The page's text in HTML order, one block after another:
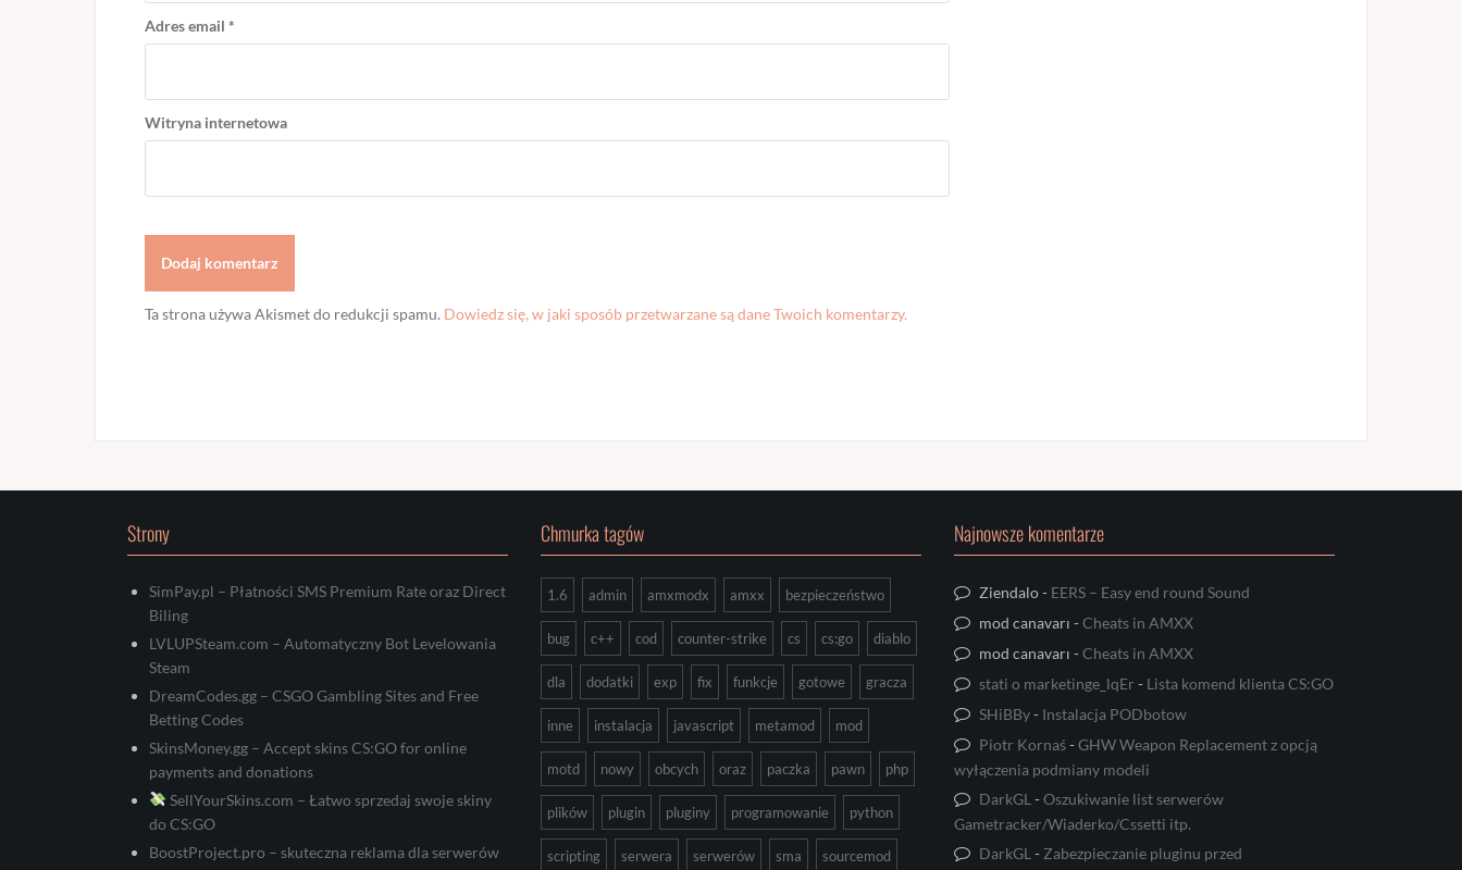
Adres email *
Witryna internetowa
Ta strona używa Akismet do redukcji spamu. Dowiedz się, w jaki sposób przetwarzane są dane Twoich komentarzy.
Strony
SimPay.pl – Płatności SMS Premium Rate oraz Direct
Biling
LVLUPSteam.com – Automatyczny Bot Levelowania
Steam
DreamCodes.gg – CSGO Gambling Sites and Free
Betting Codes
SkinsMoney.gg – Accept skins CS:GO for online
payments and donations
SellYourSkins.com – Łatwo sprzedaj swoje skiny
do CS:GO
BoostProject.pro – skuteczna reklama dla serwerów
Chmurka tagów
1.6 admin amxmodx amxx bezpieczeństwo
bug c++ cod counter-strike cs cs:go diablo
dla dodatki exp fix funkcje gotowe gracza
inne instalacja javascript metamod mod
motd nowy obcych oraz paczka pawn php
plików plugin pluginy programowanie python
scripting serwera serwerów sma sourcemod
Najnowsze komentarze
Ziendalo- EERS – Easy end round Sound
mod canavarı -Cheats in AMXX
mod canavarı -Cheats in AMXX
stati o marketinge_lqEr - Lista komend klienta CS:GO
SHiBBy- Instalacja PODbotow
Piotr Kornaś-GHW Weapon Replacement z opcją
wyłączenia podmiany modeli
DarkGL -Oszukiwanie list serwerów
Gametracker/Wiaderko/Cssetti itp.
DarkGL - Zabezpieczanie pluginu przed